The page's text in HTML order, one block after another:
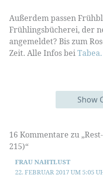
Außerdem passen
Frühlingsbücherei, der
angemeldet? Bis zum
Zeit. Alle Infos beiTabea.
Show
16 Kommentare zu
215)“
FRAU NAHTLUST
22. FEBRUAR 2017 UM 5:05